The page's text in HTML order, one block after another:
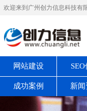
欢迎来到广州创力信息科技有
网站建设
成功案例 新